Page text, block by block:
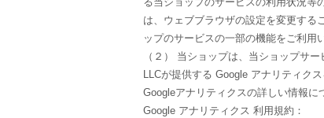
は、ウェブブラウザの設定を変更する
ップのサービスの一部の機能をご利用
（２） 当ショップは、当ショップサ
LLCが提供する Google アナリティク
Googleアナリティクスの詳しい情報に
Google アナリティクス 利用規約：